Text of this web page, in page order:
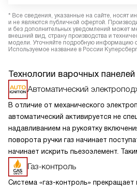
* Все сведения, указанные на сайте, носят
и не являются публичной офертой.
и без дополнительных уведомлений может
внешний вид, страну производства и
модели. Уточняйте подробную информацию о
Используемое название в России Куперсберг
Технологии варочных
Автоматический
В отличие от механического
автоматический активируется не
надавливанием на рукоятку
поворота ручки газ начинает
начинает искрить пьезоэлемент.
получаете пламя движением одной
безопасности и попросту удобно.
Газ-контроль
Система «газ-контроль» прекращает